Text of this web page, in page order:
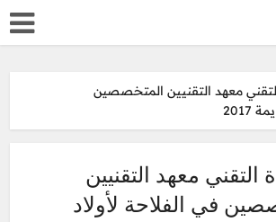
معهد التقنيين المتخصصين
التقني معهد التقنيين
في الفلاحة لأولاد